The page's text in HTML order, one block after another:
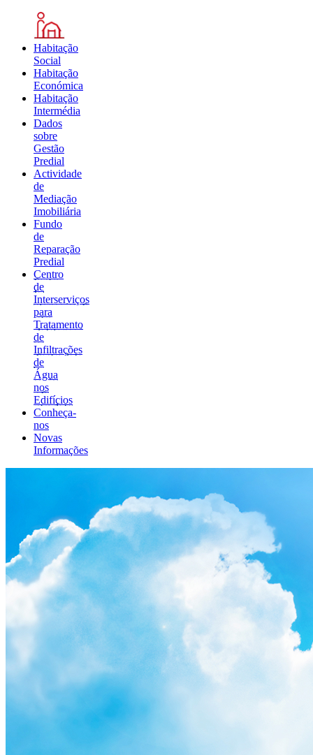
Habitação
Social
Habitação
Económica
Habitação
Intermédia
Dados
sobre
Gestão
Predial
Actividade
de
Mediação
Imobiliária
Fundo
de
Reparação
Predial
Centro
de
Interserviços
para
Tratamento
de
Infiltrações
de
Água
nos
Edifícios
Conheça-
nos
Novas
Informações